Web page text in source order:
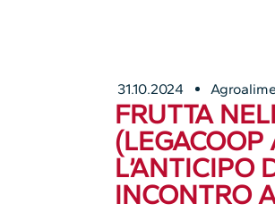
31.10.2024
FRUTTA
L’ANTICIPO
INCONTRO